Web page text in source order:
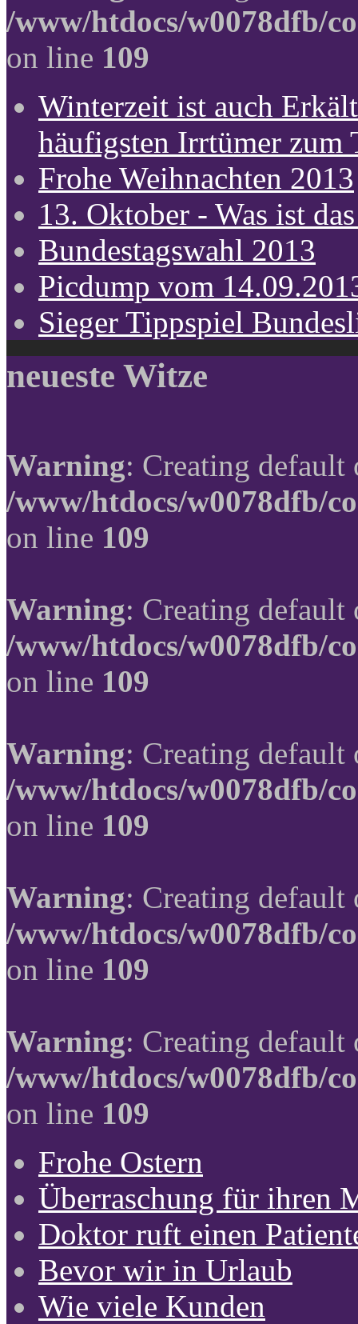
/www/htdocs/w0078dfb/
on line 109
Winterzeit ist auch
häufigsten Irrtümer zum
Frohe Weihnachten 2013
13. Oktober - Was ist
Bundestagswahl 2013
Picdump vom
Sieger Tippspiel
neueste Witze
Warning: Creating
/www/htdocs/w0078dfb/
on line 109
Warning: Creating
/www/htdocs/w0078dfb/
on line 109
Warning: Creating
/www/htdocs/w0078dfb/
on line 109
Warning: Creating
/www/htdocs/w0078dfb/
on line 109
Warning: Creating
/www/htdocs/w0078dfb/
on line 109
Frohe Ostern
Überraschung für ihren
Doktor ruft einen
Bevor wir in Urlaub
Wie viele Kunden